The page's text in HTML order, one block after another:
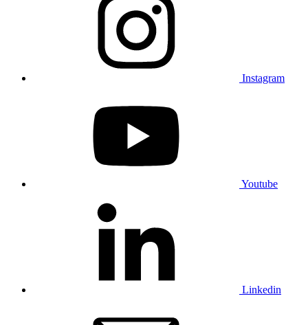
Instagram
Youtube
Linkedin